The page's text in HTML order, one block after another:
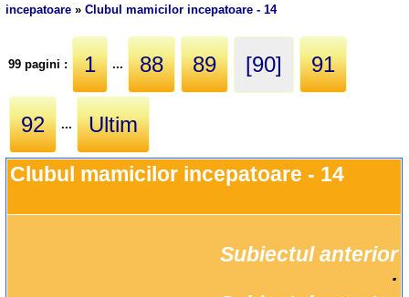
incepatoare »Clubul mamicilor incepatoare - 14
99 pagini : 1 ... 88 89 [90] 91
92 ... Ultim
Clubul mamicilor incepatoare - 14
Subiectul anterior